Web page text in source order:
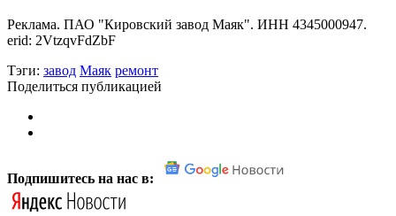
Реклама. ПАО "Кировский завод Маяк". ИНН 4345000947.
erid: 2VtzqvFdZbF
Тэги: завод Маяк ремонт
Поделиться публикацией
Подпишитесь на нас в: